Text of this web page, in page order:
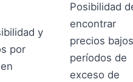
y
por
Posibilidad
encontrar
precios
períodos de
exceso de